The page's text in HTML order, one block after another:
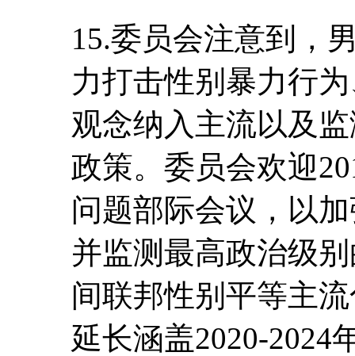
15.委员会注意到，
力打击性别暴力行
观念纳入主流以及
政策。委员会欢迎
问题部际会议，以
并监测最高政治级
间联邦性别平等主
延长涵盖2020-2024